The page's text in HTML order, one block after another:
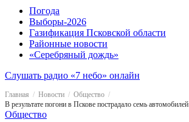
Погода
Выборы-2026
Газификация Псковской области
Районные новости
«Серебряный дождь»
Слушать радио «7 небо» онлайн
Главная Новости
Общество
В результате погони в Пскове пострадало семь автомобилей
Общество